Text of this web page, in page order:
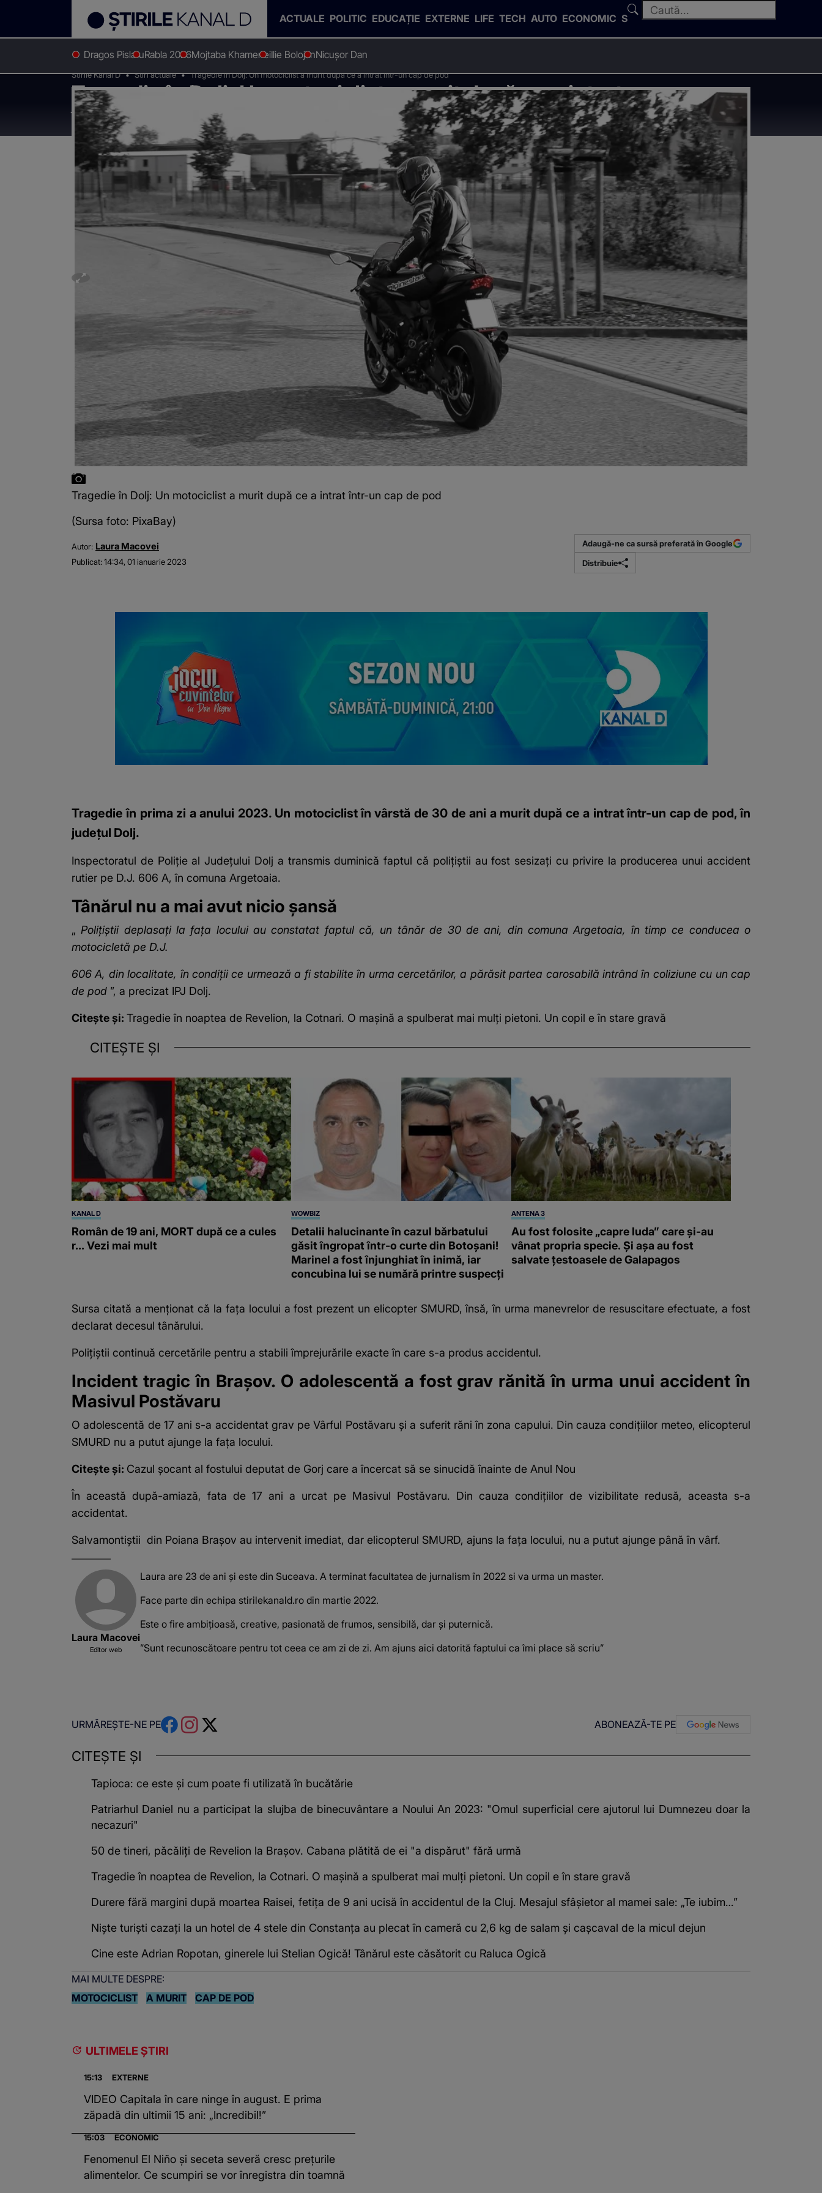
ACTUALE POLITIC EDUCAȚIE EXTERNE LIFE TECH AUTO ECONOMIC SPORT
Dragos PislaruRabla 2026Mojtaba KhameneiIlie BolojanNicușor Dan
Stirile Kanal D Stiri actuale Tragedie în Dolj: Un motociclist a murit după ce a intrat într-un cap de pod
Tragedie în Dolj: Un motociclist a murit după ce a intrat
într-un cap de pod
Tragedie în Dolj: Un motociclist a murit după ce a intrat într-un cap de pod
(Sursa foto: PixaBay)
Autor: Laura Macovei
Publicat:14:34, 01 ianuarie 2023
Adaugă-ne ca sursă preferată în Google
Distribuie
Tragedie în prima zi a anului 2023. Un motociclist în vârstă de 30 de ani a murit după ce a intrat într-un cap de pod, în
județul Dolj.
Inspectoratul de Poliţie al Judeţului Dolj a transmis duminică faptul că polițiștii au fost sesizaţi cu privire la producerea unui accident
rutier pe D.J. 606 A, în comuna Argetoaia.
Tânărul nu a mai avut nicio șansă
„ Poliţiştii deplasaţi la faţa locului au constatat faptul că, un tânăr de 30 de ani, din comuna Argetoaia, în timp ce conducea o
motocicletă pe D.J.
606 A, din localitate, în condiţii ce urmează a fi stabilite în urma cercetărilor, a părăsit partea carosabilă intrând în coliziune cu un cap
de pod ”, a precizat IPJ Dolj.
Citește și: Tragedie în noaptea de Revelion, la Cotnari. O mașină a spulberat mai mulți pietoni. Un copil e în stare gravă
CITEȘTE ȘI
KANAL D
Român de 19 ani, MORT după ce a cules
r... Vezi mai mult
WOWBIZ
Detalii halucinante în cazul bărbatului
găsit îngropat într-o curte din Botoșani!
Marinel a fost înjunghiat în inimă, iar
concubina lui se numără printre suspecți
ANTENA 3
Au fost folosite „capre Iuda” care și-au
vânat propria specie. Și așa au fost
salvate țestoasele de Galapagos
Sursa citată a menţionat că la faţa locului a fost prezent un elicopter SMURD, însă, în urma manevrelor de resuscitare efectuate, a fost
declarat decesul tânărului.
Poliţiştii continuă cercetările pentru a stabili împrejurările exacte în care s-a produs accidentul.
Incident tragic în Brașov. O adolescentă a fost grav rănită în urma unui accident în
Masivul Postăvaru
O adolescentă de 17 ani s-a accidentat grav pe Vârful Postăvaru și a suferit răni în zona capului. Din cauza condițiilor meteo, elicopterul
SMURD nu a putut ajunge la fața locului.
Citește și: Cazul șocant al fostului deputat de Gorj care a încercat să se sinucidă înainte de Anul Nou
În această după-amiază, fata de 17 ani a urcat pe Masivul Postăvaru. Din cauza condițiilor de vizibilitate redusă, aceasta s-a
accidentat.
Salvamontiștii din Poiana Brașov au intervenit imediat, dar elicopterul SMURD, ajuns la fața locului, nu a putut ajunge până în vârf.
Laura Macovei
Editor web
Laura are 23 de ani și este din Suceava. A terminat facultatea de jurnalism în 2022 si va urma un master.
Face parte din echipa stirilekanald.ro din martie 2022.
Este o fire ambițioasă, creative, pasionată de frumos, sensibilă, dar și puternică.
”Sunt recunoscătoare pentru tot ceea ce am zi de zi. Am ajuns aici datorită faptului ca îmi place să scriu”
URMĂREȘTE-NE PE ABONEAZĂ-TE PE
CITEȘTE ȘI
Tapioca: ce este și cum poate fi utilizată în bucătărie
Patriarhul Daniel nu a participat la slujba de binecuvântare a Noului An 2023: "Omul superficial cere ajutorul lui Dumnezeu doar la
necazuri"
50 de tineri, păcăliți de Revelion la Brașov. Cabana plătită de ei "a dispărut" fără urmă
Tragedie în noaptea de Revelion, la Cotnari. O mașină a spulberat mai mulți pietoni. Un copil e în stare gravă
Durere fără margini după moartea Raisei, fetița de 9 ani ucisă în accidentul de la Cluj. Mesajul sfâșietor al mamei sale: „Te iubim…”
Niște turiști cazați la un hotel de 4 stele din Constanța au plecat în cameră cu 2,6 kg de salam și cașcaval de la micul dejun
Cine este Adrian Ropotan, ginerele lui Stelian Ogică! Tânărul este căsătorit cu Raluca Ogică
MAI MULTE DESPRE:
MOTOCICLIST
A MURIT CAP DE POD
ULTIMELE ȘTIRI
15:13 EXTERNE
VIDEO Capitala în care ninge în august. E prima
zăpadă din ultimii 15 ani: „Incredibil!”
15:03 ECONOMIC
Fenomenul El Niño și seceta severă cresc prețurile
alimentelor. Ce scumpiri se vor înregistra din toamnă